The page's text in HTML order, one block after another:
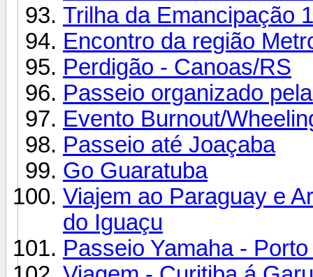
Trilha da Emancipação
Encontro da região
Perdigão - Canoas/RS
Passeio organizado
Evento Burnout/
Passeio até Joaçaba
Go Guaratuba
Viajem ao Paraguay e
do Iguaçu
Passeio Yamaha -